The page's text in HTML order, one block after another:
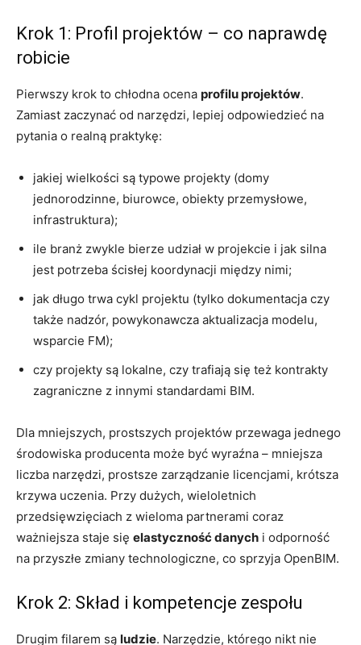
Krok 1: Profil projektów – co naprawdę
robicie
Pierwszy krok to chłodna ocena profilu projektów.
Zamiast zaczynać od narzędzi, lepiej odpowiedzieć na
pytania o realną praktykę:
jakiej wielkości są typowe projekty (domy
jednorodzinne, biurowce, obiekty przemysłowe,
infrastruktura);
ile branż zwykle bierze udział w projekcie i jak silna
jest potrzeba ścisłej koordynacji między nimi;
jak długo trwa cykl projektu (tylko dokumentacja czy
także nadzór, powykonawcza aktualizacja modelu,
wsparcie FM);
czy projekty są lokalne, czy trafiają się też kontrakty
zagraniczne z innymi standardami BIM.
Dla mniejszych, prostszych projektów przewaga jednego
środowiska producenta może być wyraźna – mniejsza
liczba narzędzi, prostsze zarządzanie licencjami, krótsza
krzywa uczenia. Przy dużych, wieloletnich
przedsięwzięciach z wieloma partnerami coraz
ważniejsza staje się elastyczność danych i odporność
na przyszłe zmiany technologiczne, co sprzyja OpenBIM.
Krok 2: Skład i kompetencje zespołu
Drugim filarem są ludzie. Narzędzie, którego nikt nie